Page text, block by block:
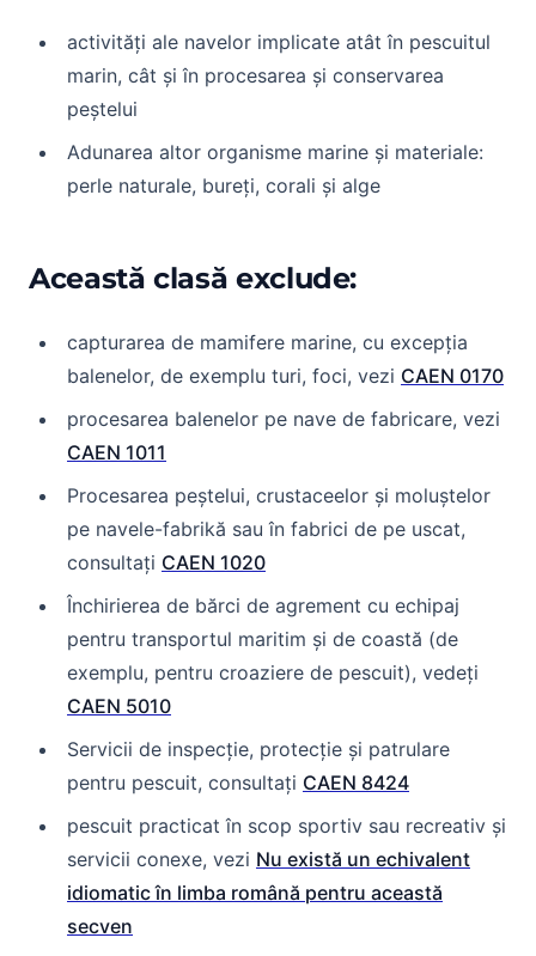
activități ale navelor implicate atât în pescuitul
marin, cât și în procesarea și conservarea
peștelui
Adunarea altor organisme marine și materiale:
perle naturale, bureți, corali și alge
Această clasă exclude:
capturarea de mamifere marine, cu excepția
balenelor, de exemplu turi, foci, vezi CAEN 0170
procesarea balenelor pe nave de fabricare, vezi
CAEN 1011
Procesarea peștelui, crustaceelor și moluștelor
pe navele-fabrikă sau în fabrici de pe uscat,
consultați CAEN 1020
Închirierea de bărci de agrement cu echipaj
pentru transportul maritim și de coastă (de
exemplu, pentru croaziere de pescuit), vedeți
CAEN 5010
Servicii de inspecție, protecție și patrulare
pentru pescuit, consultați CAEN 8424
pescuit practicat în scop sportiv sau recreativ și
servicii conexe, vezi Nu există un echivalent
idiomatic în limba română pentru această
secven